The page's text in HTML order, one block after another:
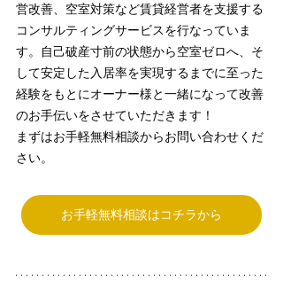
営改善、空室対策など賃貸経営者を支援する
コンサルティングサービスを行なっていま
す。自己破産寸前の状態から空室ゼロへ、そ
して安定した入居率を実現するまでに至った
経験をもとにオーナー様と一緒になって改善
のお手伝いをさせていただきます！
まずはお手軽無料相談からお問い合わせくだ
さい。
お手軽無料相談はコチラから